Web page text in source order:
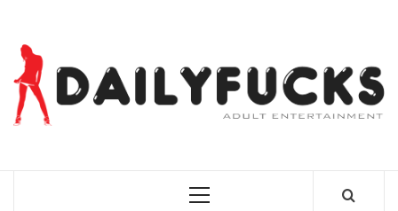
content
Primary